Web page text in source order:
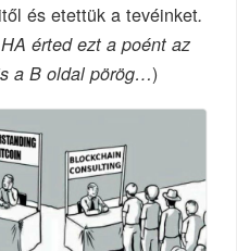
és etettük a tevéinket.
érted ezt a poént az
a B oldal pörög…)